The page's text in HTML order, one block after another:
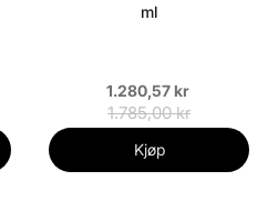
ml
1.280,57 kr
1.785,00 kr
Kjøp